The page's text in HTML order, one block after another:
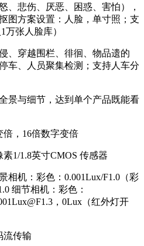
、悲伤、厌恶、困惑、害怕），
图方案设置：人脸，单寸照；支
张人脸库）
穿越围栏、徘徊、物品遗的
车、人员聚集检测；支持人车分
与细节，达到单个产品既能看
，16倍数字变倍
1/1.8英寸CMOS 传感器
机：彩色：0.001Lux/F1.0（彩
细节相机：彩色：
，0Lux（红外灯开
传输